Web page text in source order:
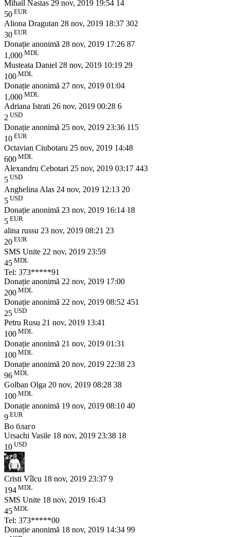
Mihail Nastas 29 nov, 2019 19:54 14
50 EUR
Aliona Dragutan 28 nov, 2019 18:37 302
30 EUR
Donație anonimă 28 nov, 2019 17:26 87
1,000 MDL
Musteata Daniel 28 nov, 2019 10:19 29
100 MDL
Donație anonimă 27 nov, 2019 01:04
1,000 MDL
Adriana Istrati 26 nov, 2019 00:28 6
2 USD
Donație anonimă 25 nov, 2019 23:36 115
10 EUR
Octavian Ciubotaru 25 nov, 2019 14:48
600 MDL
Alexandru Cebotari 25 nov, 2019 03:17 443
5 USD
Anghelina Alas 24 nov, 2019 12:13 20
5 USD
Donație anonimă 23 nov, 2019 16:14 18
5 EUR
alina russu 23 nov, 2019 08:21 23
20 EUR
SMS Unite 22 nov, 2019 23:59
45 MDL
Tel: 373*****91
Donație anonimă 22 nov, 2019 17:00
200 MDL
Donație anonimă 22 nov, 2019 08:52 451
25 USD
Petru Rusu 21 nov, 2019 13:41
100 MDL
Donație anonimă 21 nov, 2019 01:31
100 MDL
Donație anonimă 20 nov, 2019 22:38 23
96 MDL
Golban Olga 20 nov, 2019 08:28 38
100 MDL
Donație anonimă 19 nov, 2019 08:10 40
9 EUR
Во благо
Ursachi Vasile 18 nov, 2019 23:38 18
10 USD
Cristi Vîlcu 18 nov, 2019 23:37 9
194 MDL
SMS Unite 18 nov, 2019 16:43
45 MDL
Tel: 373*****00
Donație anonimă 18 nov, 2019 14:34 99